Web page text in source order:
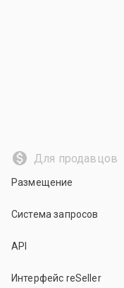
Для продавцов
Размещение
Система запросов
API
Интерфейс reSeller